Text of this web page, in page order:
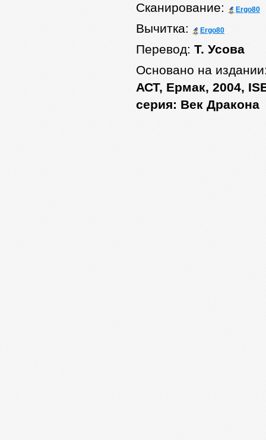
Сканирование:
Ergo80
Вычитка: Ergo80
Перевод: Т. Усова
Основано на
АСТ, Ермак, 2004,
серия: Век Дракона